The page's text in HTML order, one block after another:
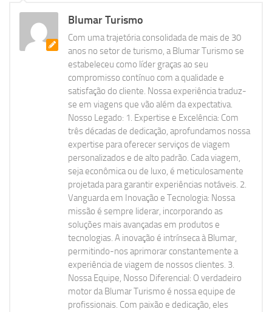
Blumar Turismo
Com uma trajetória consolidada de mais de 30
anos no setor de turismo, a Blumar Turismo se
estabeleceu como líder graças ao seu
compromisso contínuo com a qualidade e
satisfação do cliente. Nossa experiência traduz-
se em viagens que vão além da expectativa.
Nosso Legado: 1. Expertise e Excelência: Com
três décadas de dedicação, aprofundamos nossa
expertise para oferecer serviços de viagem
personalizados e de alto padrão. Cada viagem,
seja econômica ou de luxo, é meticulosamente
projetada para garantir experiências notáveis. 2.
Vanguarda em Inovação e Tecnologia: Nossa
missão é sempre liderar, incorporando as
soluções mais avançadas em produtos e
tecnologias. A inovação é intrínseca à Blumar,
permitindo-nos aprimorar constantemente a
experiência de viagem de nossos clientes. 3.
Nossa Equipe, Nosso Diferencial: O verdadeiro
motor da Blumar Turismo é nossa equipe de
profissionais. Com paixão e dedicação, eles